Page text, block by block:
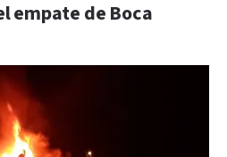
empate de Boca